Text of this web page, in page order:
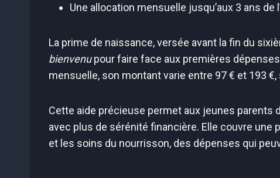
Une allocation mensuelle jusqu’aux 3 ans de
La prime de naissance, versée avant la fin du
bienvenupour faire face aux premières dépenses
mensuelle, son montant varie entre 97 € et 193
Cette aide précieuse permet aux jeunes
avec plus de sérénité financière. Elle couvre une
et les soins du nourrisson, des dépenses qui